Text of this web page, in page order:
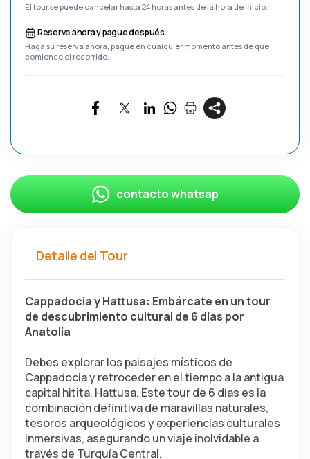
Detalle del Tour
Cappadocia y Hattusa: Embárcate en un tour
de descubrimiento cultural de 6 días por
Anatolia
Debes explorar los paisajes místicos de
Cappadocia y retroceder en el tiempo a la antigua
capital hitita, Hattusa. Este tour de 6 días es la
combinación definitiva de maravillas naturales,
tesoros arqueológicos y experiencias culturales
inmersivas, asegurando un viaje inolvidable a
través de Turquía Central.
El tour se puede cancelar hasta 24 horas antes de la hora de inicio.
Reserve ahora y pague después.
Haga su reserva ahora, pague en cualquier momento antes de que
comience el recorrido.
contacto whatsap